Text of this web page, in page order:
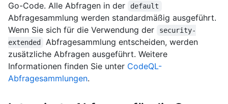
Go-Code. Alle Abfragen in der
default
Abfragesammlung werden standardmäßig ausgeführt.
Wenn Sie sich für die Verwendung der
security-
extended
Abfragesammlung entscheiden, werden
zusätzliche Abfragen ausgeführt. Weitere
Informationen finden Sie unter CodeQL-
Abfragesammlungen.